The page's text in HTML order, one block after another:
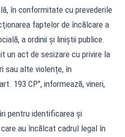
în conformitate cu prevederile
faptelor de încălcare a
a ordinii şi liniştii publice.
un act de sesizare cu privire la
sau alte violențe, în
193 CP", informează, vineri,
pentru identificarea și
au încălcat cadrul legal în